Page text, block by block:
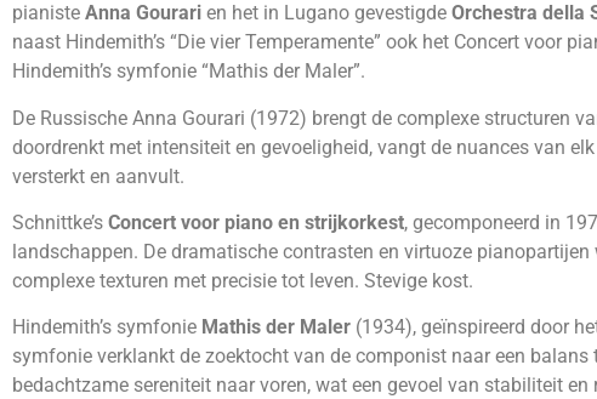
pianiste Anna Gourari en het in Lugano gevestigde Orchestra della
naast Hindemith’s “Die vier Temperamente” ook het Concert voor
Hindemith’s symfonie “Mathis der Maler”.
De Russische Anna Gourari (1972) brengt de complexe structuren
doordrenkt met intensiteit en gevoeligheid, vangt de nuances van
versterkt en aanvult.
Schnittke’s Concert voor piano en strijkorkest, gecomponeerd in
landschappen. De dramatische contrasten en virtuoze
complexe texturen met precisie tot leven. Stevige kost.
Hindemith’s symfonie Mathis der Maler (1934), geïnspireerd door
symfonie verklankt de zoektocht van de componist naar een
bedachtzame sereniteit naar voren, wat een gevoel van stabiliteit